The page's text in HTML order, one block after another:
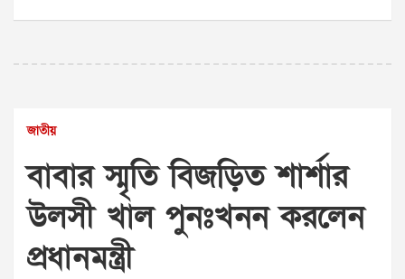
জাতীয়
বাবার স্মৃতি বিজড়িত শার্শার
উলসী খাল পুনঃখনন করলেন
প্রধানমন্ত্রী